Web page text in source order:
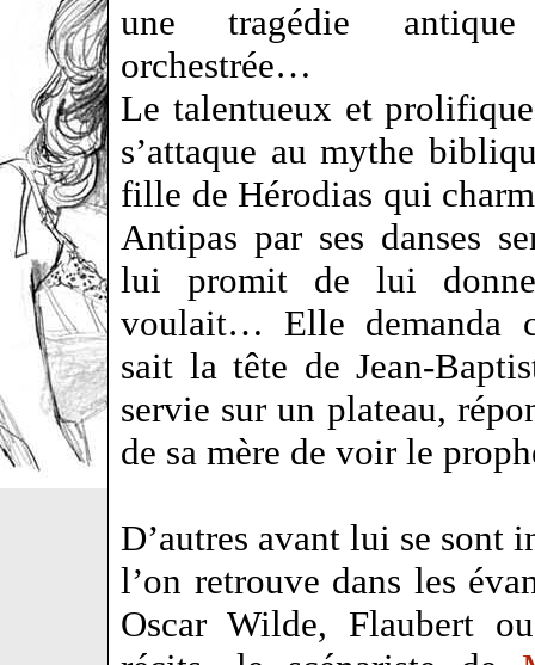
une tragédie antique
orchestrée…
Le talentueux et
s’attaque au mythe
fille de Hérodias qui
Antipas par ses danses
lui promit de lui
voulait… Elle demanda
sait la tête de Jean-
servie sur un plateau,
de sa mère de voir le
D’autres avant lui se sont
l’on retrouve dans les
Oscar Wilde, Flaubert